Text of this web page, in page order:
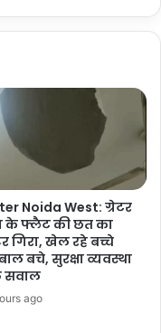
Noida West: ग्रेटर
के फ्लैट की छत का
गिरा, खेल रहे बच्चे
बचे, सुरक्षा व्यवस्था
सवाल
ago